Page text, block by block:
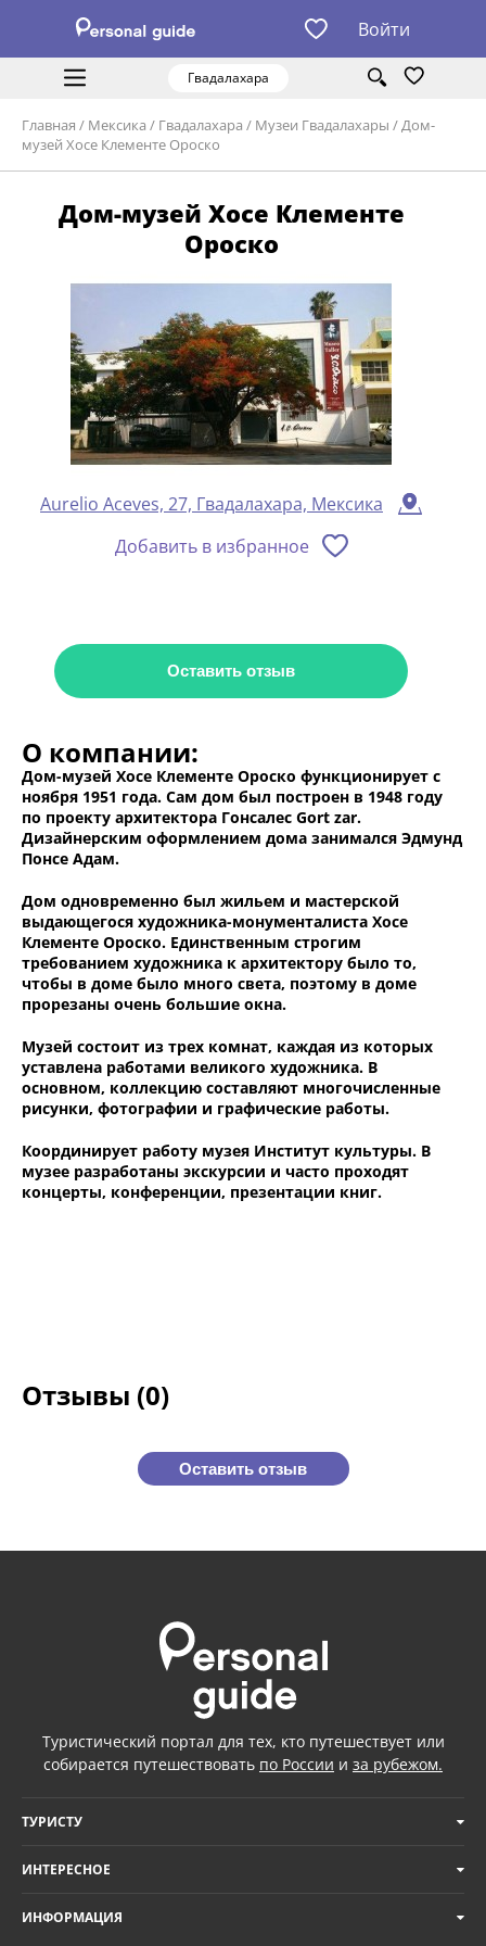
Войти
Гвадалахара
Главная / Мексика / Гвадалахара / Музеи Гвадалахары /Дом-
музей Хосе Клементе Ороско
Дом-музей Хосе Клементе
Ороско
Aurelio Aceves, 27, Гвадалахара, Мексика
Добавить в избранное
Оставить отзыв
О компании:
Дом-музей Хосе Клементе Ороско функционирует с
ноября 1951 года. Сам дом был построен в 1948 году
по проекту архитектора Гонсалес Gort zar.
Дизайнерским оформлением дома занимался Эдмунд
Понсе Адам.
Дом одновременно был жильем и мастерской
выдающегося художника-монументалиста Хосе
Клементе Ороско. Единственным строгим
требованием художника к архитектору было то,
чтобы в доме было много света, поэтому в доме
прорезаны очень большие окна.
Музей состоит из трех комнат, каждая из которых
уставлена работами великого художника. В
основном, коллекцию составляют многочисленные
рисунки, фотографии и графические работы.
Координирует работу музея Институт культуры. В
музее разработаны экскурсии и часто проходят
концерты, конференции, презентации книг.
Отзывы (0)
Оставить отзыв
Туристический портал для тех, кто путешествует или
собирается путешествовать по России и за рубежом.
ТУРИСТУ
ИНТЕРЕСНОЕ
ИНФОРМАЦИЯ